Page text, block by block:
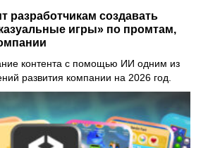
разработчикам создавать
игры» по промтам,
контента с помощью ИИ одним из
развития компании на 2026 год.